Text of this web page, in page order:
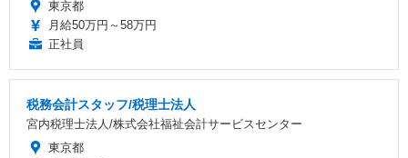
東京都
月給50万円～58万円
正社員
税務会計スタッフ/税理士法人
宮内税理士法人/株式会社福祉会計サービスセンター
東京都